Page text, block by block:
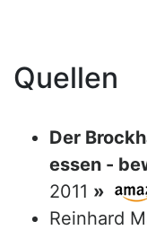
Quellen
Der
essen -
2011 »
Reinhard